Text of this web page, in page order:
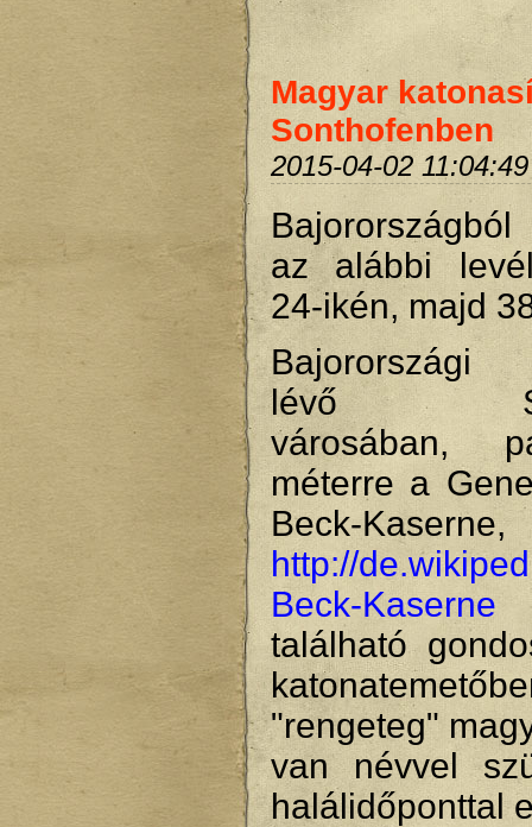
Magyar
Sonthofenben
2015-04-02 11:04:49
az alábbi
24-ikén, majd
Bajorországi
lévő
városában,
méterre a
Beck-Kaserne,
http://
Beck-Kaserne
található
"rengeteg"
van névvel
halálidőponttal